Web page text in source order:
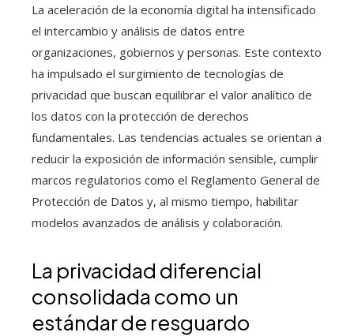
La aceleración de la economía digital ha intensificado
el intercambio y análisis de datos entre
organizaciones, gobiernos y personas. Este contexto
ha impulsado el surgimiento de tecnologías de
privacidad que buscan equilibrar el valor analítico de
los datos con la protección de derechos
fundamentales. Las tendencias actuales se orientan a
reducir la exposición de información sensible, cumplir
marcos regulatorios como el Reglamento General de
Protección de Datos y, al mismo tiempo, habilitar
modelos avanzados de análisis y colaboración.
La privacidad diferencial
consolidada como un
estándar de resguardo